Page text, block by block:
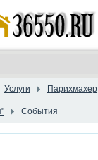
Услуги Парихмахер
События